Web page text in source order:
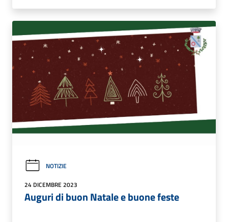
NOTIZIE
24 DICEMBRE 2023
Auguri di buon Natale e buone feste